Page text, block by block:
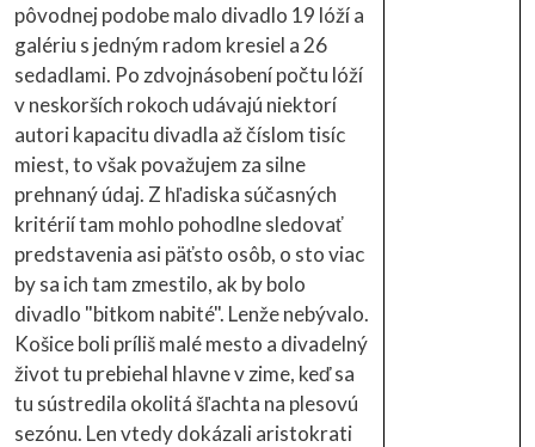
pôvodnej podobe malo divadlo 19 lóží a
galériu s jedným radom kresiel a 26
sedadlami. Po zdvojnásobení počtu lóží
v neskorších rokoch udávajú niektorí
autori kapacitu divadla až číslom tisíc
miest, to však považujem za silne
prehnaný údaj. Z hľadiska súčasných
kritérií tam mohlo pohodlne sledovať
predstavenia asi päťsto osôb, o sto viac
by sa ich tam zmestilo, ak by bolo
divadlo "bitkom nabité". Lenže nebývalo.
Košice boli príliš malé mesto a divadelný
život tu prebiehal hlavne v zime, keď sa
tu sústredila okolitá šľachta na plesovú
sezónu. Len vtedy dokázali aristokrati